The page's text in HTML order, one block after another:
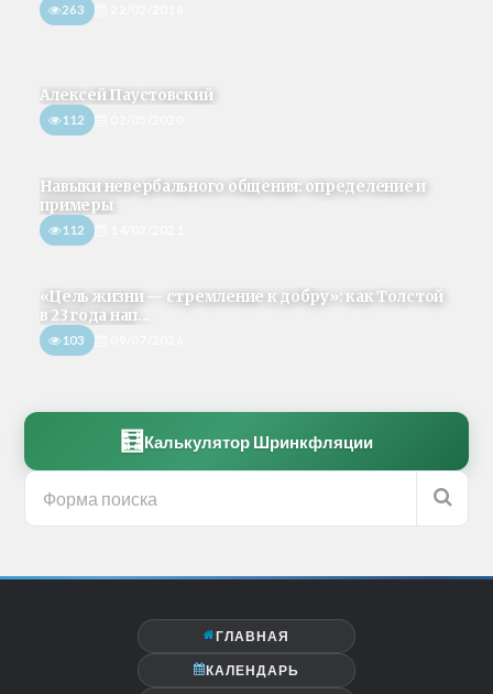
263
Алексей Паустовский
112
Навыки невербального общения: определение и
примеры
112
«Цель жизни — стремление к добру»: как Толстой
в 23 года нап...
103
🧮 Калькулятор Шринкфляции
ГЛАВНАЯ
КАЛЕНДАРЬ